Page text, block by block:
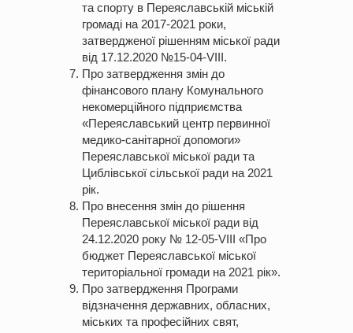
та спорту в Переяславській міській
громаді на 2017-2021 роки,
затвердженої рішенням міської ради
від 17.12.2020 №15-04-VIII.
Про затвердження змін до
фінансового плану Комунального
некомерційного підприємства
«Переяславський центр первинної
медико-санітарної допомоги»
Переяславської міської ради та
Циблівської сільської ради на 2021
рік.
Про внесення змін до рішення
Переяславської міської ради від
24.12.2020 року № 12-05-VІІI «Про
бюджет Переяславської міської
територіальної громади на 2021 рік».
Про затвердження Програми
відзначення державних, обласних,
міських та професійних свят,